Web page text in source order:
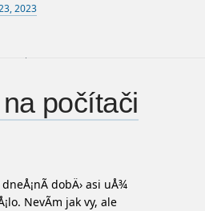
2023
počítači
dobÄ› asi uÅ¾
NevÃ­m jak vy, ale